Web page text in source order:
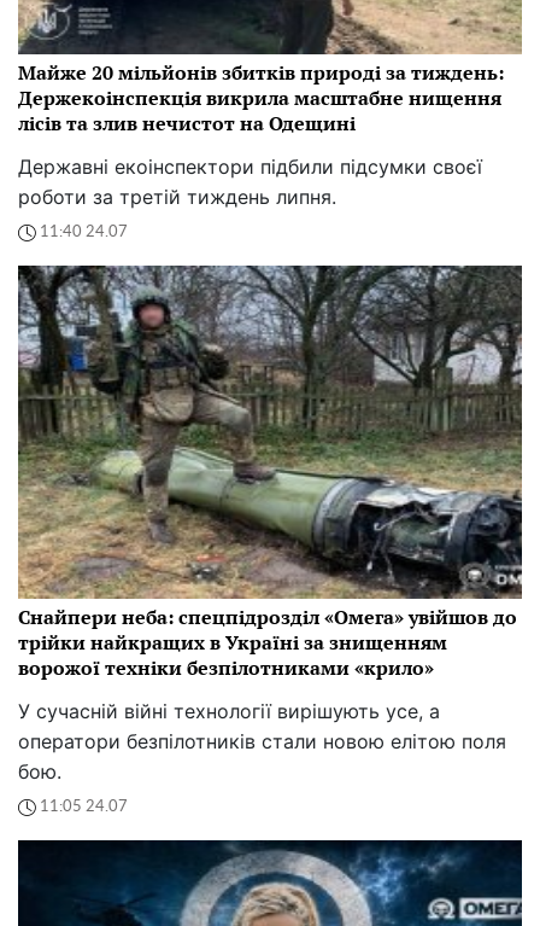
Майже 20 мільйонів збитків природі за тиждень:
Держекоінспекція викрила масштабне нищення
лісів та злив нечистот на Одещині
Державні екоінспектори підбили підсумки своєї
роботи за третій тиждень липня.
11:40 24.07
Снайпери неба: спецпідрозділ «Омега» увійшов до
трійки найкращих в Україні за знищенням
ворожої техніки безпілотниками «крило»
У сучасній війні технології вирішують усе, а
оператори безпілотників стали новою елітою поля
бою.
11:05 24.07